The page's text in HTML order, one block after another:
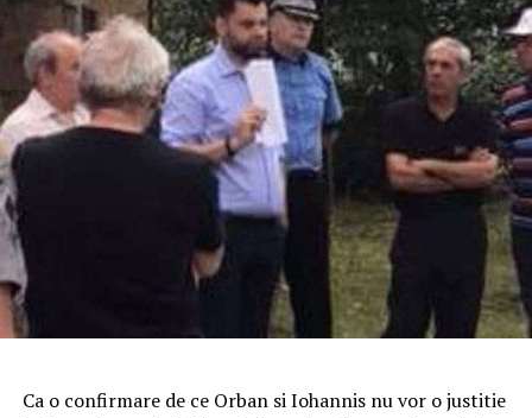
Ca o confirmare de ce Orban si Iohannis nu vor o justitie